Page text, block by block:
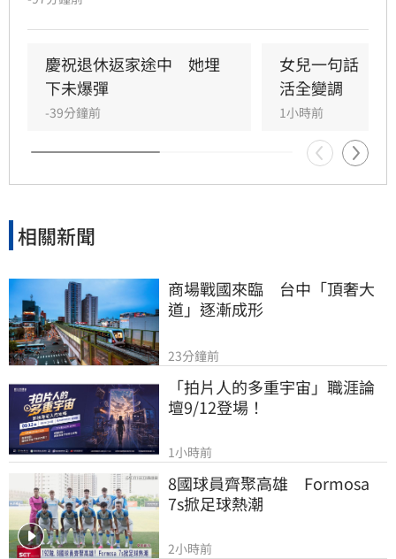
排財務代理；「已婚有子女」者則出現「重子
女、輕老本」失衡現象。專家提出「TALK」理財
心法，建議民眾透過目標盤點、專款配置、明確
傳承及安養信託等機制，及早建立樂齡財富防禦
網，避免資產傳承糾紛，確保晚年財務自主與安
全，打造穩健的退休生活藍圖。
慶祝退休返家途中　她埋
下未爆彈
-39分鐘前
女兒一句話　
活全變調
1小時前
相關新聞
商場戰國來臨　台中「頂奢大
道」逐漸成形
23分鐘前
「拍片人的多重宇宙」職涯論
壇9/12登場！
1小時前
8國球員齊聚高雄　Formosa
7s掀足球熱潮
2小時前